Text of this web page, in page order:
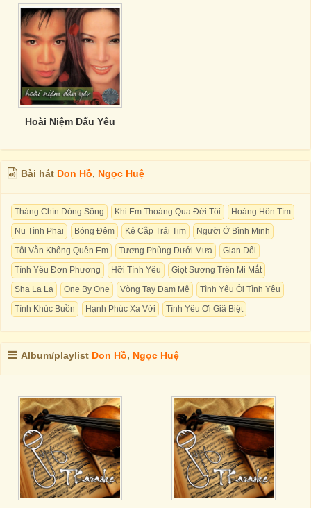
Hoài Niệm Dấu Yêu
Bài hát Don Hồ, Ngọc Huệ
Tháng Chín Dòng Sông Khi Em Thoáng Qua Đời Tôi
Hoàng Hôn Tím
Nụ Tình Phai
Bóng Đêm Kẻ Cắp Trái Tim
Người Ở Bình Minh
Tôi Vẫn Không Quên Em
Tương Phùng Dưới Mưa
Gian Dối
Tình Yêu Đơn Phương
Hỡi Tình Yêu
Giọt Sương Trên Mi Mắt
Sha La La
One By One Vòng Tay Đam Mê
Tình Yêu Ôi Tình Yêu
Tình Khúc Buồn
Hạnh Phúc Xa Vời Tình Yêu Ơi Giã Biệt
Album/playlist Don Hồ, Ngọc Huệ